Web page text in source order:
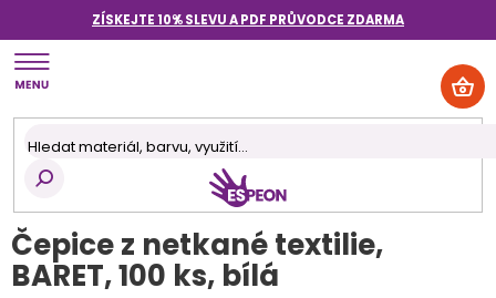
obsah
ZÍSKEJTE 10% SLEVU A PDF PRŮVODCE ZDARMA
Čepice z netkané textilie,
BARET, 100 ks, bílá